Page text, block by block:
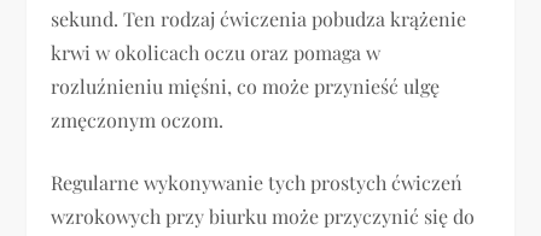
sekund. Ten rodzaj ćwiczenia pobudza krążenie
krwi w okolicach oczu oraz pomaga w
rozluźnieniu mięśni, co może przynieść ulgę
zmęczonym oczom.
Regularne wykonywanie tych prostych ćwiczeń
wzrokowych przy biurku może przyczynić się do